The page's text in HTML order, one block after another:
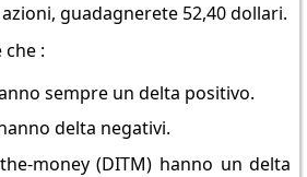
guadagnerete 52,40 dollari.
:
sempre un delta positivo.
delta negativi.
money (DITM) hanno un delta